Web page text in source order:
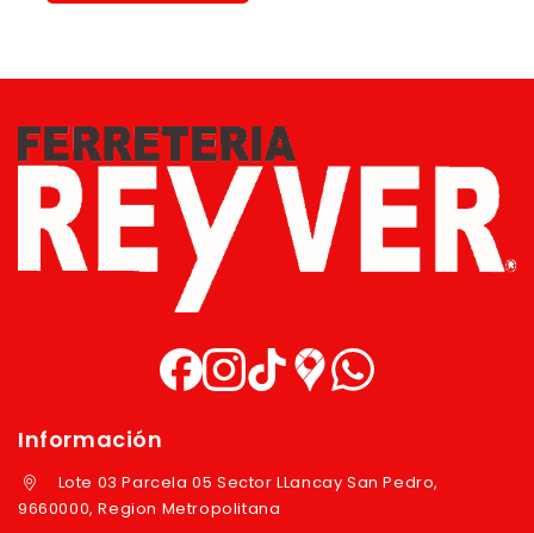
Información
Lote 03 Parcela 05 Sector LLancay San Pedro,
9660000, Region Metropolitana